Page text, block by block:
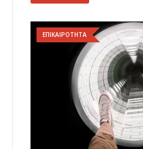
ΕΠΙΚΑΙΡΟΤΗΤΑ